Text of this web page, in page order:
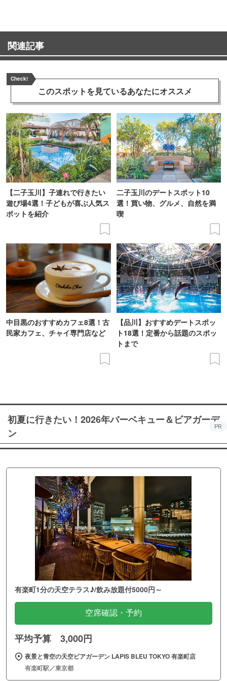
関連記事
Check!
このスポットを見ているあなたにオススメ
【二子玉川】子連れで行きたい
遊び場4選！子どもが喜ぶ人気ス
ポットを紹介
二子玉川のデートスポット10
選！買い物、グルメ、自然を満
喫
中目黒のおすすめカフェ8選！古
民家カフェ、チャイ専門店など
【品川】おすすめデートスポッ
ト18選！定番から話題のスポッ
トまで
初夏に行きたい！2026年バーベキュー＆ビアガーデ
ン
PR
有楽町1分の天空テラス♪/飲み放題付5000円～
空席確認・予約
平均予算 3,000円
夜景と青空の天空ビアガーデン LAPIS BLEU TOKYO 有楽町店
有楽町駅／東京都